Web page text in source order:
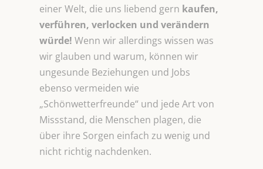
einer Welt, die uns liebend gern kaufen,
verführen, verlocken und verändern
würde!Wenn wir allerdings wissen was
wir glauben und warum, können wir
ungesunde Beziehungen und Jobs
ebenso vermeiden wie
„Schönwetterfreunde“ und jede Art von
Missstand, die Menschen plagen, die
über ihre Sorgen einfach zu wenig und
nicht richtig nachdenken.